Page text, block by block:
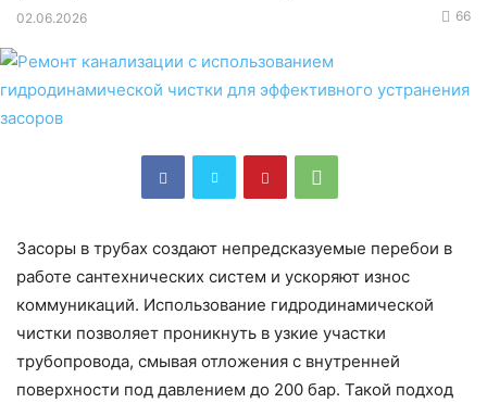
02.06.2026 66
Засоры в трубах создают непредсказуемые перебои в
работе сантехнических систем и ускоряют износ
коммуникаций. Использование гидродинамической
чистки позволяет проникнуть в узкие участки
трубопровода, смывая отложения с внутренней
поверхности под давлением до 200 бар. Такой подход